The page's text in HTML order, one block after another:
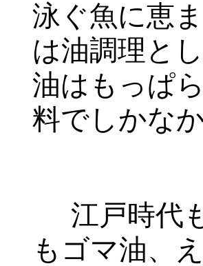
泳ぐ魚に恵
は油調理と
油はもっぱ
料でしかな
江戸時代
もゴマ油、